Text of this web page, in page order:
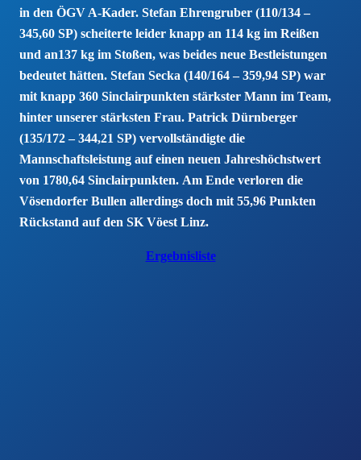
in den ÖGV A-Kader. Stefan Ehrengruber (110/134 –
345,60 SP) scheiterte leider knapp an 114 kg im Reißen
und an137 kg im Stoßen, was beides neue Bestleistungen
bedeutet hätten. Stefan Secka (140/164 – 359,94 SP) war
mit knapp 360 Sinclairpunkten stärkster Mann im Team,
hinter unserer stärksten Frau. Patrick Dürnberger
(135/172 – 344,21 SP) vervollständigte die
Mannschaftsleistung auf einen neuen Jahreshöchstwert
von 1780,64 Sinclairpunkten. Am Ende verloren die
Vösendorfer Bullen allerdings doch mit 55,96 Punkten
Rückstand auf den SK Vöest Linz.
Ergebnisliste